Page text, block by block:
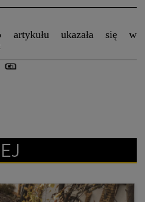
artykułu ukazała się w